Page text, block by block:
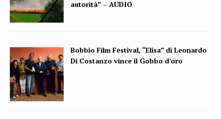
autorità” – AUDIO
Bobbio Film Festival, “Elisa” di Leonardo
Di Costanzo vince il Gobbo d’oro